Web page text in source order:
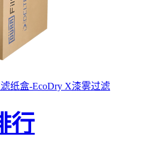
纸盒-EcoDry X漆雾过滤
行